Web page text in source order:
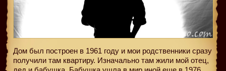
Дом был построен в 1961 году и мои родственники сразу
получили там квартиру. Изначально там жили мой отец,